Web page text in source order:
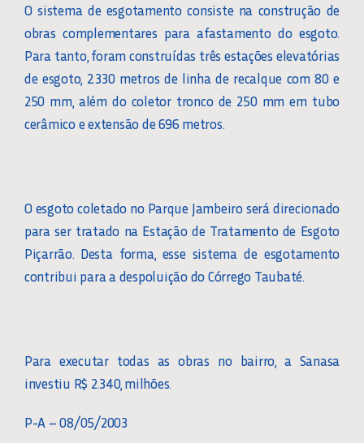
O sistema de esgotamento consiste na construção de
obras complementares para afastamento do esgoto.
Para tanto, foram construídas três estações elevatórias
de esgoto, 2.330 metros de linha de recalque com 80 e
250 mm, além do coletor tronco de 250 mm em tubo
cerâmico e extensão de 696 metros.
O esgoto coletado no Parque Jambeiro será direcionado
para ser tratado na Estação de Tratamento de Esgoto
Piçarrão. Desta forma, esse sistema de esgotamento
contribui para a despoluição do Córrego Taubaté.
Para executar todas as obras no bairro, a Sanasa
investiu R$ 2.340, milhões.
P-A – 08/05/2003